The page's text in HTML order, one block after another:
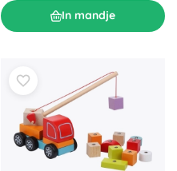
In mandje